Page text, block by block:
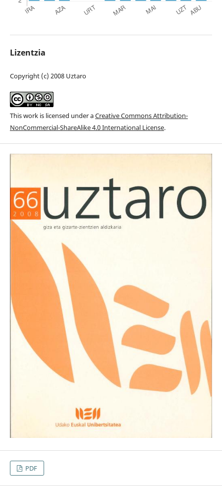
Lizentzia
Copyright (c) 2008 Uztaro
This work is licensed under aCreative Commons Attribution-
NonCommercial-ShareAlike 4.0 International License.
PDF